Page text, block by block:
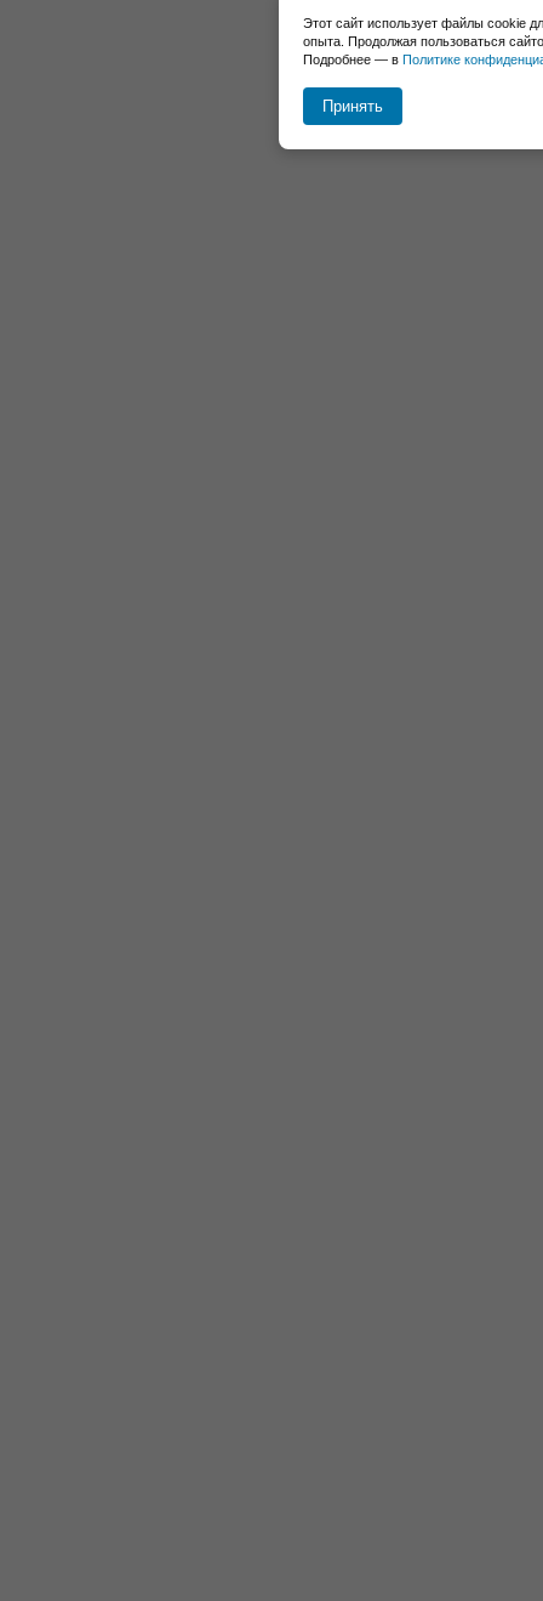
Этот сайт использует файлы cookie
опыта. Продолжая пользоваться
Подробнее — в Политике
Принять